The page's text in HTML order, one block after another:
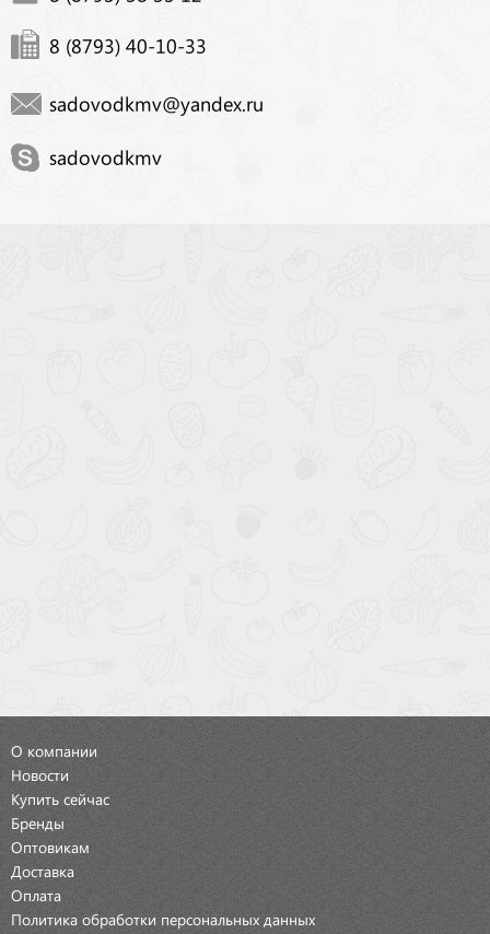
8 (8793) 40-10-33
sadovodkmv@yandex.ru
sadovodkmv
О компании
Новости
Купить сейчас
Бренды
Оптовикам
Доставка
Оплата
Политика обработки персональных данных